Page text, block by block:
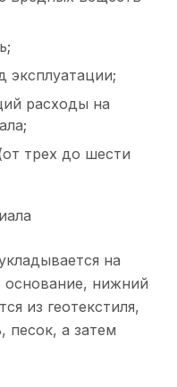
эксплуатации;
расходы на
трех до шести
на
основание, нижний
из геотекстиля,
песок, а затем